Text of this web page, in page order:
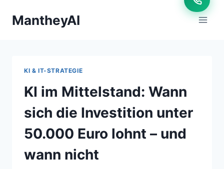
InhaltMantheyAI
KI & IT-STRATEGIE
KI im Mittelstand: Wann
sich die Investition unter
50.000 Euro lohnt – und
wann nicht